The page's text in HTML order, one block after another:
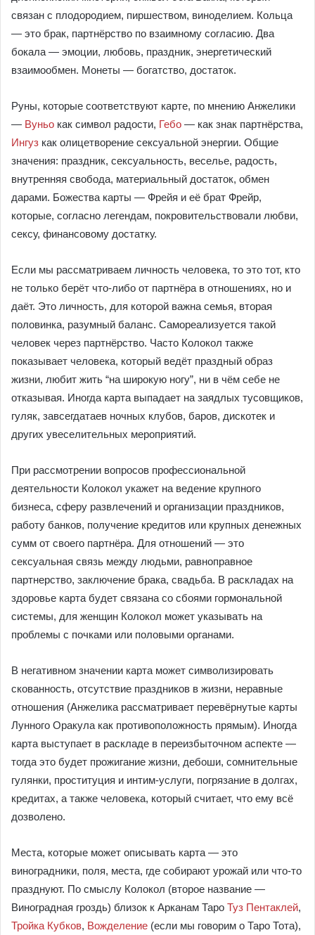
связан с плодородием, пиршеством, виноделием. Кольца
— это брак, партнёрство по взаимному согласию. Два
бокала — эмоции, любовь, праздник, энергетический
взаимообмен. Монеты — богатство, достаток.
Руны, которые соответствуют карте, по мнению Анжелики
— Вуньо как символ радости, Гебо — как знак партнёрства,
Ингуз как олицетворение сексуальной энергии. Общие
значения: праздник, сексуальность, веселье, радость,
внутренняя свобода, материальный достаток, обмен
дарами. Божества карты — Фрейя и её брат Фрейр,
которые, согласно легендам, покровительствовали любви,
сексу, финансовому достатку.
Если мы рассматриваем личность человека, то это тот, кто
не только берёт что-либо от партнёра в отношениях, но и
даёт. Это личность, для которой важна семья, вторая
половинка, разумный баланс. Самореализуется такой
человек через партнёрство. Часто Колокол также
показывает человека, который ведёт праздный образ
жизни, любит жить “на широкую ногу”, ни в чём себе не
отказывая. Иногда карта выпадает на заядлых тусовщиков,
гуляк, завсегдатаев ночных клубов, баров, дискотек и
других увеселительных мероприятий.
При рассмотрении вопросов профессиональной
деятельности Колокол укажет на ведение крупного
бизнеса, сферу развлечений и организации праздников,
работу банков, получение кредитов или крупных денежных
сумм от своего партнёра. Для отношений — это
сексуальная связь между людьми, равноправное
партнерство, заключение брака, свадьба. В раскладах на
здоровье карта будет связана со сбоями гормональной
системы, для женщин Колокол может указывать на
проблемы с почками или половыми органами.
В негативном значении карта может символизировать
скованность, отсутствие праздников в жизни, неравные
отношения (Анжелика рассматривает перевёрнутые карты
Лунного Оракула как противоположность прямым). Иногда
карта выступает в раскладе в переизбыточном аспекте —
тогда это будет прожигание жизни, дебоши, сомнительные
гулянки, проституция и интим-услуги, погрязание в долгах,
кредитах, а также человека, который считает, что ему всё
дозволено.
Места, которые может описывать карта — это
виноградники, поля, места, где собирают урожай или что-то
празднуют. По смыслу Колокол (второе название —
Виноградная гроздь) близок к Арканам Таро Туз Пентаклей,
Тройка Кубков, Вожделение (если мы говорим о Таро Тота),